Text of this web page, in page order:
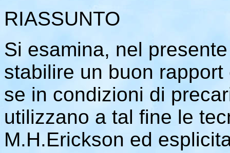
RIASSUNTO
Si esamina, nel
stabilire un buon
se in condizioni di
utilizzano a tal fine le
M.H.Erickson ed